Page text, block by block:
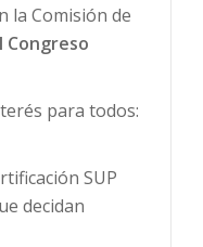
la Comisión de
Congreso
para todos:
SUP
decidan